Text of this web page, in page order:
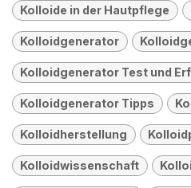
Kolloide in der Hautpflege
Kolloidgenerator
Kolloidgenerator Test und
Kolloidgenerator Tipps
Kolloidherstellung
Kolloidwissenschaft